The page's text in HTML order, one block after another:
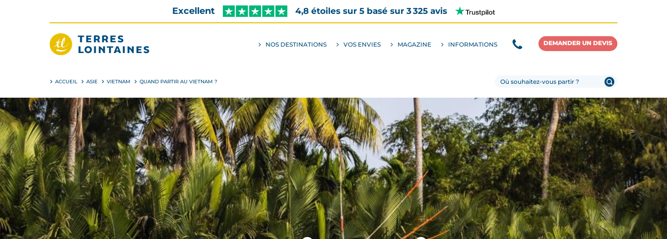
contenu
Excellent 4,8 étoiles sur 5 basé sur 3 325 avis
NOS DESTINATIONS
ALLER
VOS ENVIES MAGAZINE INFORMATIONS DEMANDER UN DEVIS
ACCUEIL ASIE VIETNAM QUAND PARTIR AU VIETNAM ?